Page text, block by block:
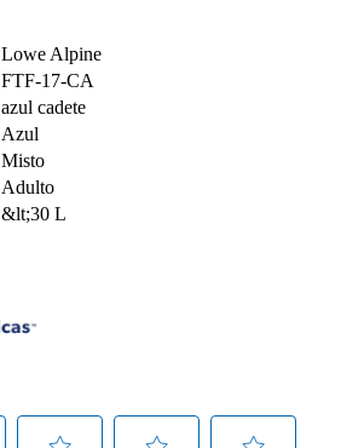
Lowe Alpine
FTF-17-CA
azul cadete
Azul
Misto
Adulto
&lt;30 L